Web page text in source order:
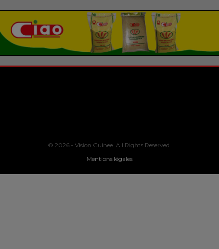
© 2026 - Vision Guinee. All Rights Reserved.
Mentions légales